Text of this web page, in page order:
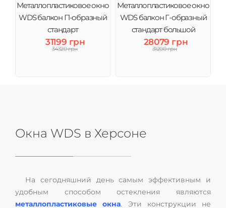
Металлопластиковое окно
WDS балкон П-образный
стандарт
31199 грн
34320 грн
Металлопластиковое окно
WDS балкон Г-образный
стандарт большой
28079 грн
31200 грн
Окна WDS в Херсоне
На сегодняшний день самым эффективным и
удобным способом остекления являются
металлопластиковые окна. Эти конструкции не